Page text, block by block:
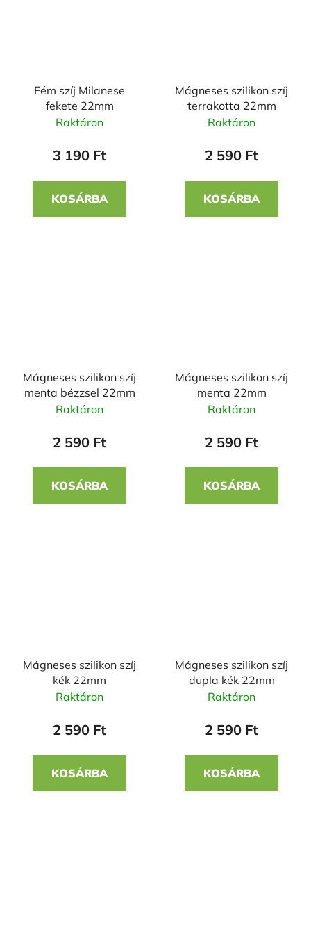
Fém szíj Milanese
fekete 22mm
Raktáron
3 190 Ft
KOSÁRBA
Mágneses szilikon szíj
terrakotta 22mm
Raktáron
2 590 Ft
KOSÁRBA
Mágneses szilikon szíj
menta bézzsel 22mm
Raktáron
2 590 Ft
KOSÁRBA
Mágneses szilikon szíj
menta 22mm
Raktáron
2 590 Ft
KOSÁRBA
Mágneses szilikon szíj
kék 22mm
Raktáron
2 590 Ft
KOSÁRBA
Mágneses szilikon szíj
dupla kék 22mm
Raktáron
2 590 Ft
KOSÁRBA